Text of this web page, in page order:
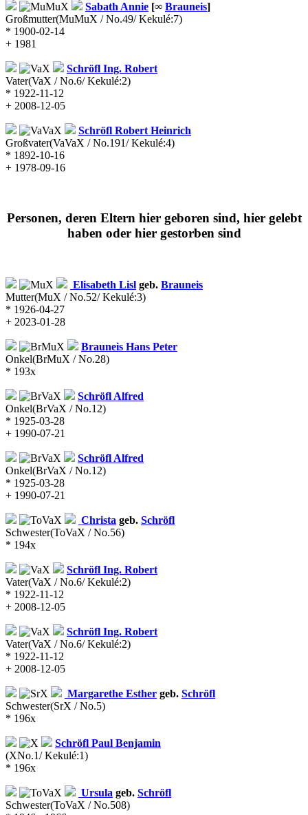
Sabath Annie [∞ Brauneis]
Großmutter(MuMuX / No.49/ Kekulé:7)
* 1900-02-14
+ 1981
Schröfl Ing. Robert
Vater(VaX / No.6/ Kekulé:2)
* 1922-11-12
+ 2008-12-05
Schröfl Robert Heinrich
Großvater(VaVaX / No.191/ Kekulé:4)
* 1892-10-16
+ 1978-09-16
Personen, deren Eltern hier geboren sind, hier gelebt
haben oder hier gestorben sind
Elisabeth Lisl geb. Brauneis
Mutter(MuX / No.52/ Kekulé:3)
* 1926-04-27
+ 2023-01-28
Brauneis Hans Peter
Onkel(BrMuX / No.28)
* 193x
Schröfl Alfred
Onkel(BrVaX / No.12)
* 1925-03-28
+ 1990-07-21
Schröfl Alfred
Onkel(BrVaX / No.12)
* 1925-03-28
+ 1990-07-21
Christa geb. Schröfl
Schwester(ToVaX / No.56)
* 194x
Schröfl Ing. Robert
Vater(VaX / No.6/ Kekulé:2)
* 1922-11-12
+ 2008-12-05
Schröfl Ing. Robert
Vater(VaX / No.6/ Kekulé:2)
* 1922-11-12
+ 2008-12-05
Margarethe Esther geb. Schröfl
Schwester(SrX / No.5)
* 196x
Schröfl Paul Benjamin
(XNo.1/ Kekulé:1)
* 196x
Ursula geb. Schröfl
Schwester(ToVaX / No.508)